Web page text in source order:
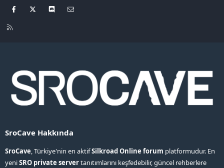
Facebook Discord
R
SroCave Hakkında
SroCave, Türkiye'nin en aktifSilkroad Online forum platformudur. En
yeniSRO private servertanıtımlarını keşfedebilir, güncel rehberlere